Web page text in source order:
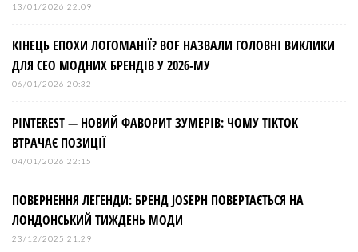
13/01/2026 22:09
КІНЕЦЬ ЕПОХИ ЛОГОМАНІЇ? BOF НАЗВАЛИ ГОЛОВНІ ВИКЛИКИ
ДЛЯ СЕО МОДНИХ БРЕНДІВ У 2026-МУ
06/01/2026 20:32
PINTEREST — НОВИЙ ФАВОРИТ ЗУМЕРІВ: ЧОМУ TIKTOK
ВТРАЧАЄ ПОЗИЦІЇ
04/01/2026 22:15
ПОВЕРНЕННЯ ЛЕГЕНДИ: БРЕНД JOSEPH ПОВЕРТАЄТЬСЯ НА
ЛОНДОНСЬКИЙ ТИЖДЕНЬ МОДИ
23/12/2025 21:29